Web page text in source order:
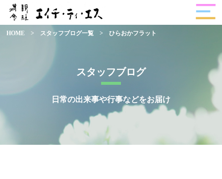
スタッフブログ
日常の出来事や行事などをお届け
HOME > スタッフブログ一覧 > ひらおかフラット